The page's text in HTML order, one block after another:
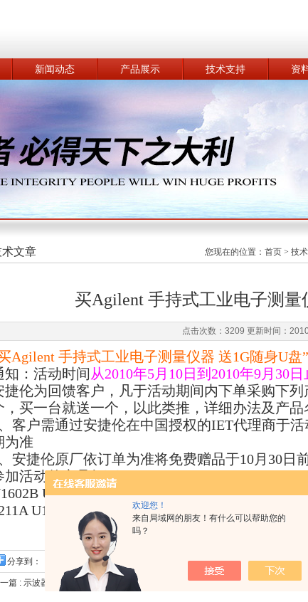
欢迎您！
来自局域网的朋友！有什么可以帮助您的
吗？
新闻动态 产品展示 技术支持 资
术文章 您现在的位置： 首页 > 技
买Agilent 手持式工业电子测量
点击次数：3209 更新时间：
Agilent 手持式工业电子测量仪器 送1G随身U盘”
知：活动时间从2010年5月 10日到 2010年9月 30日
捷伦为回馈客户，凡于活动期间内下单采购下
，买一台就送一个，以此类推，详细办法及产品
、客户需通过安捷伦在中国授权的IET代理商于活
为准
、安捷伦原厂依订单为准将免费赠品于10月 30日
加活动的产品如下：
U1602B-001 U1604B U1604B-001
U1212A U1213A U1701B U1731B U1732B
分享到：
篇 : 示波器基础（一）——示波器基础知识之一 下一篇 :汽车维修中探伤方法